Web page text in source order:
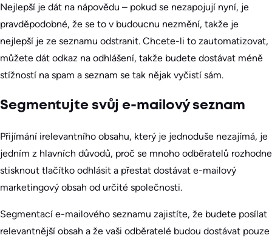
Nejlepší je dát na nápovědu – pokud se nezapojují nyní, je
pravděpodobné, že se to v budoucnu nezmění, takže je
nejlepší je ze seznamu odstranit. Chcete-li to zautomatizovat,
můžete dát odkaz na odhlášení, takže budete dostávat méně
stížností na spam a seznam se tak nějak vyčistí sám.
Segmentujte svůj e-mailový seznam
Přijímání irelevantního obsahu, který je jednoduše nezajímá, je
jedním z hlavních důvodů, proč se mnoho odběratelů rozhodne
stisknout tlačítko odhlásit a přestat dostávat e-mailový
marketingový obsah od určité společnosti.
Segmentací e-mailového seznamu zajistíte, že budete posílat
relevantnější obsah a že vaši odběratelé budou dostávat pouze